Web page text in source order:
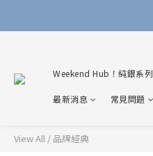
Weekend Hub！純銀系列
最新消息 常見問題
View All / 品牌經典